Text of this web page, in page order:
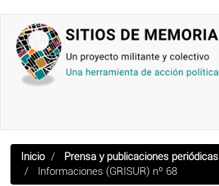
contenido
principal
Inicio
Prensa y publicaciones periódicas
Informaciones (GRISUR) nº 68